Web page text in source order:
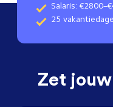
Salaris:
25
Zet